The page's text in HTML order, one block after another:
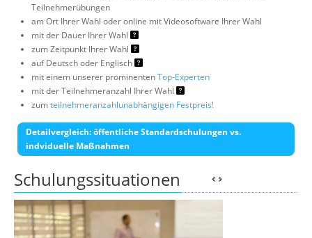
Teilnehmerübungen
am Ort Ihrer Wahl oder online mit Videosoftware Ihrer Wahl
mit der Dauer Ihrer Wahl
zum Zeitpunkt Ihrer Wahl
auf Deutsch oder Englisch
mit einem unserer prominentenTop-Experten
mit der Teilnehmeranzahl Ihrer Wahl
zumteilnehmeranzahlunabhängigen Festpreis!
Detailvergleich: öffentliche Standardschulungen vs.
indviduelle Maßnahmen
Schulungssituationen